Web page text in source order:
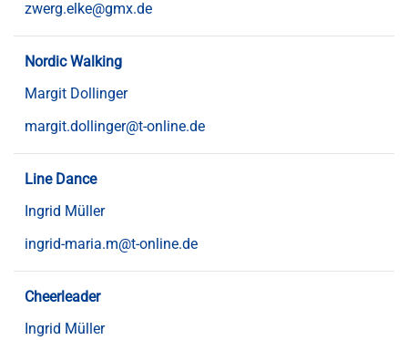
zwerg.elke@gmx.de
Nordic Walking
Margit Dollinger
margit.dollinger@t-online.de
Line Dance
Ingrid Müller
ingrid-maria.m@t-online.de
Cheerleader
Ingrid Müller